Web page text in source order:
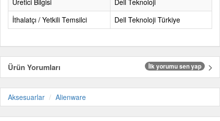
Üretici Bilgisi
Dell Teknoloji
İthalatçı / Yetkili Temsilci
Dell Teknoloji Türkiye
Ürün Yorumları İlk yorumu sen yap
Aksesuarlar Alienware